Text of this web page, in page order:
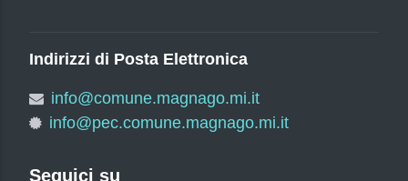
Indirizzi di Posta Elettronica
info@comune.magnago.mi.it
info@pec.comune.magnago.mi.it
Seguici su